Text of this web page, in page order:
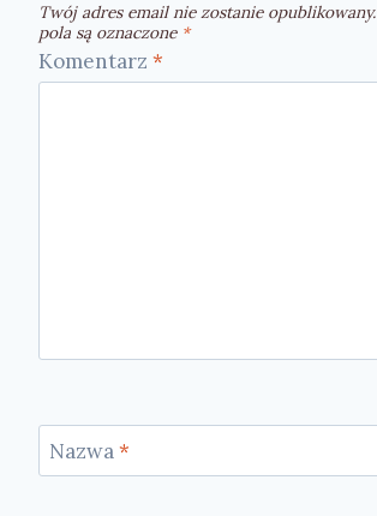
Twój adres email nie zostanie opublikowany.
pola są oznaczone *
Komentarz *
Nazwa*